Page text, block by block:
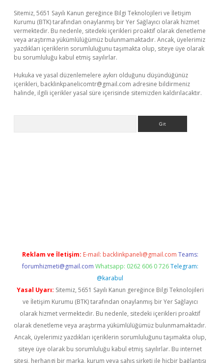
Sitemiz, 5651 Sayılı Kanun gereğince Bilgi Teknolojileri ve İletişim
Kurumu (BTK) tarafından onaylanmış bir Yer Sağlayıcı olarak hizmet
vermektedir. Bu nedenle, sitedeki içerikleri proaktif olarak denetleme
veya araştırma yükümlülüğümüz bulunmamaktadır. Ancak, üyelerimiz
yazdıkları içeriklerin sorumluluğunu taşımakta olup, siteye üye olarak
bu sorumluluğu kabul etmiş sayılırlar.
Hukuka ve yasal düzenlemelere aykırı olduğunu düşündüğünüz
içerikleri, backlinkpanelicomtr@gmail.com adresine bildirmeniz
halinde, ilgili içerikler yasal süre içerisinde sitemizden kaldırılacaktır.
Reklam ve İletişim: E-mail: backlinkpaneli@gmail.com Teams:
forumhizmeti@gmail.com Whatsapp: 0262 606 0 726 Telegram:
@karabul
Yasal Uyarı: Sitemiz, 5651 Sayılı Kanun gereğince Bilgi Teknolojileri
ve İletişim Kurumu (BTK) tarafından onaylanmış bir Yer Sağlayıcı
olarak hizmet vermektedir. Bu nedenle, sitedeki içerikleri proaktif
olarak denetleme veya araştırma yükümlülüğümüz bulunmamaktadır.
Ancak, üyelerimiz yazdıkları içeriklerin sorumluluğunu taşımakta olup,
siteye üye olarak bu sorumluluğu kabul etmiş sayılırlar. Bu internet
sitesi, herhangi bir marka, kurum veya şahıs şirketi ile hiçbir bağlantısı